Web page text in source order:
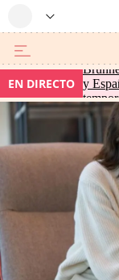
EN DIRECTO y